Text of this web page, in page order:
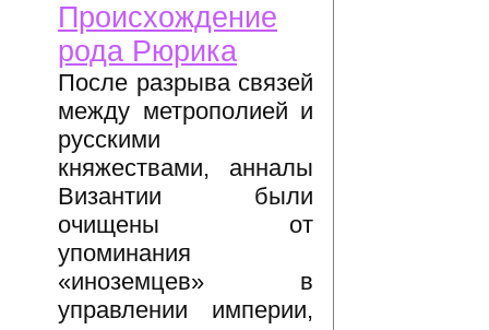
Происхождение
рода Рюрика
После разрыва связей
между метрополией и
русскими
княжествами, анналы
Византии были
очищены от
упоминания
«иноземцев» в
управлении империи,